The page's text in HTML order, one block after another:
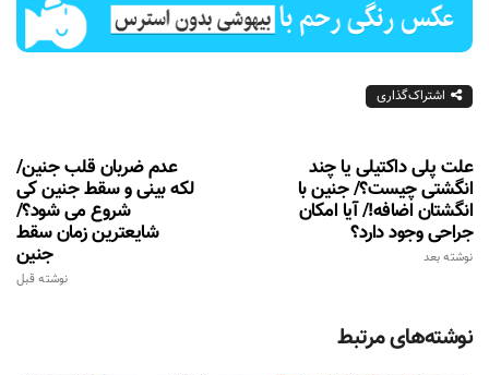
اشتراک‌گذاری
عدم ضربان قلب جنین/
لکه بینی و سقط جنین کی
شروع می شود؟/
شایعترین زمان سقط
جنین
نوشته قبل
علت پلی داکتیلی یا چند
انگشتی چیست؟/ جنین با
انگشتان اضافه!/ آیا امکان
جراحی وجود دارد؟
نوشته بعد
نوشته‌های مرتبط